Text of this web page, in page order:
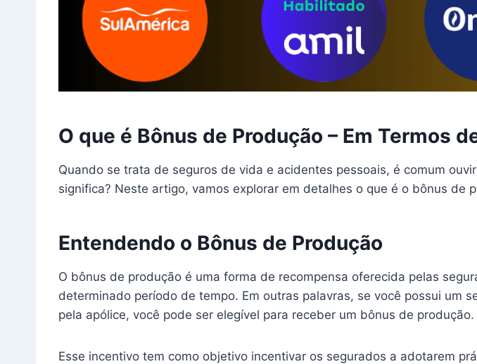
O que é Bônus de Produção – Em Termos
Quando se trata de seguros de vida e acidentes pessoais, é comum
significa? Neste artigo, vamos explorar em detalhes o que é o bônus
Entendendo o Bônus de Produção
O bônus de produção é uma forma de recompensa oferecida pelas
determinado período de tempo. Em outras palavras, se você possui um
pela apólice, você pode ser elegível para receber um bônus de produção.
Esse incentivo tem como objetivo incentivar os segurados a adotarem